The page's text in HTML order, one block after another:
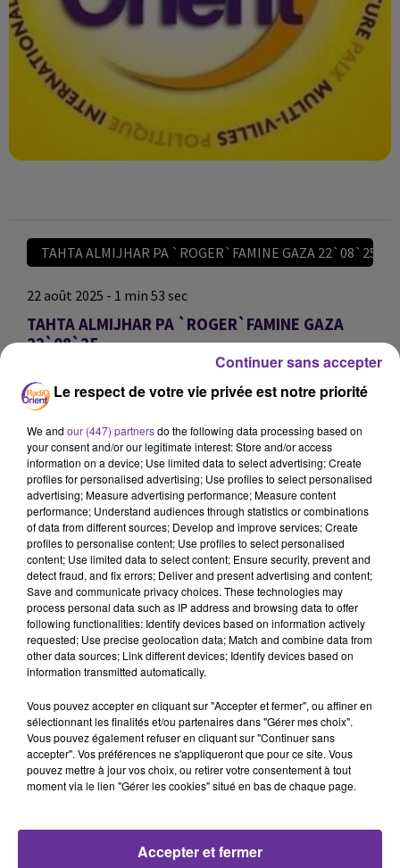
TAHTA ALMIJHAR PA `ROGER`FAMINE GAZA 22`08`25
22 août 2025 - 1 min 53 sec
TAHTA ALMIJHAR PA `ROGER`FAMINE GAZA
22`08`25
omar
TAHTA ALMIJHAR PA `ROGER`FAMINE GAZA 22`08`25
TAHTA ALMIJHAR PA `ROGER`FAMINE GAZA 22`08`25
0:00 1 min 53 sec
SUR LE MÊME SUJET
TAHTA ALMIJHAR PA `17H30 12`01`26
_
Le respect de votre vie privée est notre priorité
We and our (447) partnersdo the following data processing based on
your consent and/or our legitimate interest: Store and/or access
information on a device; Use limited data to select advertising; Create
profiles for personalised advertising; Use profiles to select personalised
advertising; Measure advertising performance; Measure content
performance; Understand audiences through statistics or combinations
of data from different sources; Develop and improve services; Create
profiles to personalise content; Use profiles to select personalised
content; Use limited data to select content; Ensure security, prevent and
detect fraud, and fix errors; Deliver and present advertising and content;
Save and communicate privacy choices. These technologies may
process personal data such as IP address and browsing data to offer
following functionalities: Identify devices based on information actively
requested; Use precise geolocation data; Match and combine data from
other data sources; Link different devices; Identify devices based on
information transmitted automatically.
Vous pouvez accepter en cliquant sur "Accepter et fermer", ou affiner en
sélectionnant les finalités et/ou partenaires dans "Gérer mes choix".
Vous pouvez également refuser en cliquant sur "Continuer sans
accepter". Vos préférences ne s'appliqueront que pour ce site. Vous
pouvez mettre à jour vos choix, ou retirer votre consentement à tout
moment via le lien "Gérer les cookies" situé en bas de chaque page.
Accepter et fermer
Continuer sans accepter